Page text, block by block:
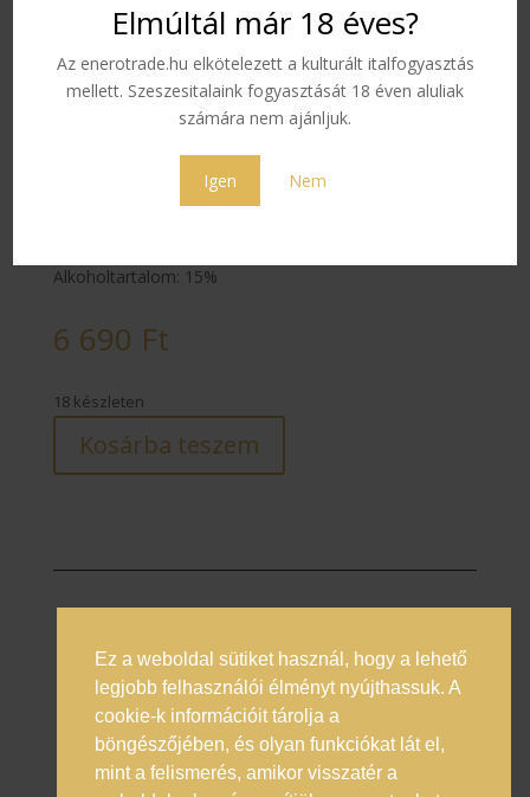
Elmúltál már 18 éves?
Az enerotrade.hu elkötelezett a kulturált italfogyasztás
mellett. Szeszesitalaink fogyasztását 18 éven aluliak
számára nem ajánljuk.
Igen Nem
Ezt a narancssárga és finoman kesernyés jegyekkel
desztillált alkoholok kombinációjának köszönhetjük. A
termék előállításához kizárólag francia alkoholt
Illat: Gyönyörű narancsjegy.
Alkoholtartalom: 15%
6 690 Ft
18 készleten
Kosárba teszem
Prémium italok magyarországi nagykövete
Általános Szerződési Feltételek
Adatkezelési Tájékoztató
Ez a weboldal sütiket használ, hogy a lehető
legjobb felhasználói élményt nyújthassuk. A
cookie-k információit tárolja a
böngészőjében, és olyan funkciókat lát el,
mint a felismerés, amikor visszatér a